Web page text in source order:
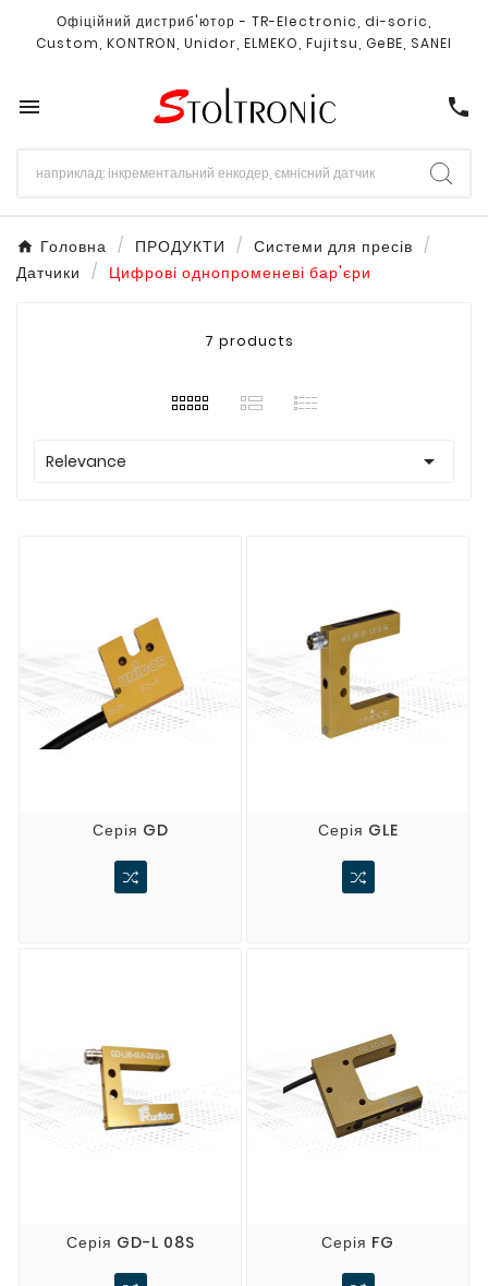
Офіційний дистриб'ютор - TR-Electronic, di-soric,
Custom, KONTRON, Unidor, ELMEKO, Fujitsu, GeBE, SANEI
 call
Головна ПРОДУКТИ
Системи для пресів
Датчики
Цифрові однопроменеві бар'єри
7 products
Relevance 
Серія GD Серія GLE
Серія GD-L 08S Серія FG